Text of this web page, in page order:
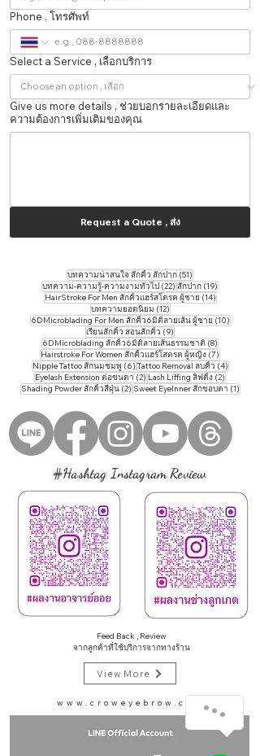
Phone , โทรศัพท์
Select a Service , เลือกบริการ
Give us more details , ช่วยบอกรายละเอียดและ
ความต้องการเพิ่มเติมของคุณ
Request a Quote , ส่ง
บทความน่าสนใจ สักคิ้ว สักปาก (51)51 กระทู้
บทความ-ความรู้-ความงามทั่วไป (22)22 กระทู้
สักปาก (19)19 กระทู้
HairStroke For Men สักคิ้วแฮร์สโตรค ผู้ชาย (14)14 กระทู้
บทความยอดนิยม (12)12 กระทู้
6DMicroblading For Men สักคิ้ว6มิติลายเส้น ผู้ชาย (10)10 กระทู้
เรียนสักคิ้ว สอนสักคิ้ว (9)9 กระทู้
6DMicroblading สักคิ้ว6มิติลายเส้นธรรมชาติ (8)8 กระทู้
Hairstroke For Women สักคิ้วแฮร์โสตรค ผู้หญิง (7)7 กระทู้
Nipple Tattoo สักนมชมพู (6)6 กระทู้
Tattoo ​Removal ลบคิ้ว (4)4 กระทู้
Eyelash Extension ต่อขนตา (2)2 กระทู้
Lash Liffing ลิฟติ้ง (2)2 กระทู้
Shading Powder สักคิ้วสีฝุ่น (2)2 กระทู้
Sweet EyeInner สักขอบตา (1)1 กระทู้
#Hashtag Instagram Review
Feed Back , Review
จากลูกค้าที่ใช้บริการจากทางร้าน
View More
www.croweyebrow.com